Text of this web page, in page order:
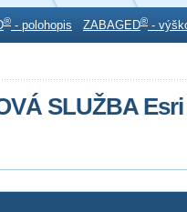
® - polohopis ZABAGED® -
SLUŽBA